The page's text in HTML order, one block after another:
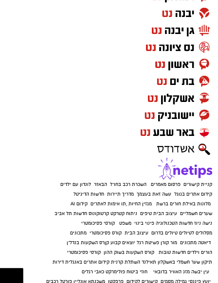
קניית קישורים פרסום מאמרים השכרת רכב בחו"ל הבאזר לונדון עם ילדים
קידום אתרים בגוגל עשה זאת בעצמך מדריך תיירות חדשות הדיגיטל
מלונות באילת חורים ברשת מגזין החיות ,תו אימות לאתרים קידום AI
שערים חשמליים עיצוב הבית טיפים ניתוח קטרקט קרטוקונוס חדשות תל אביב
נישה ניוז חדשות הטכנולוגיה פינוי בינוי משפט
קורסי פסיכומטרי
מסלולים לטיולים טיולים בדרום עיצוב הבית קורס פסיכומטרי מתכונים
דיאטה מתכונים מור קורן פשיטת רגל יוצאים קבוע קןרס השקעות בנדל"ן
הורים וילדים חדשות טובות קורס השקעות בשוק ההון קורסי פסיכומטרי
תיקון שער חשמלי באשקלון תאילנד השתלת קרנית קידום אתרים באנגלית דירות
עין יבשה מזג האוויר בדובאי חוזי ביטוח פולימרקט כאבי רגלים
יועץ פיננסי גמילה מסמים קישורים לקידום פרפקטו משכנתא אונליין פורטל רכבים